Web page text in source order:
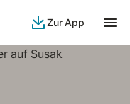
Zur App